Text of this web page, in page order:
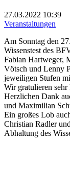
27.03.2022 10:39
Veranstaltungen
Am Sonntag den
Wissenstest des
Fabian Hartweger,
Vötsch und Lenny
jeweiligen Stufen
Wir gratulieren
Herzlichen Dank
und Maximilian
Ein großes Lob
Christian Radler
Abhaltung des